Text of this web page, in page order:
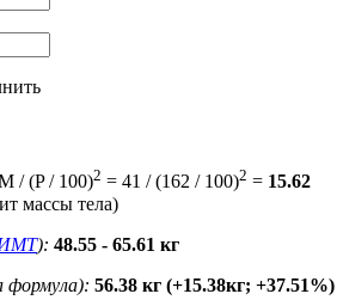
/ (P / 100)2 = 41 / (162 / 100)2 = 15.62
массы тела)
): 48.55 - 65.61 кг
формула): 56.38 кг (+15.38кг; +37.51%)